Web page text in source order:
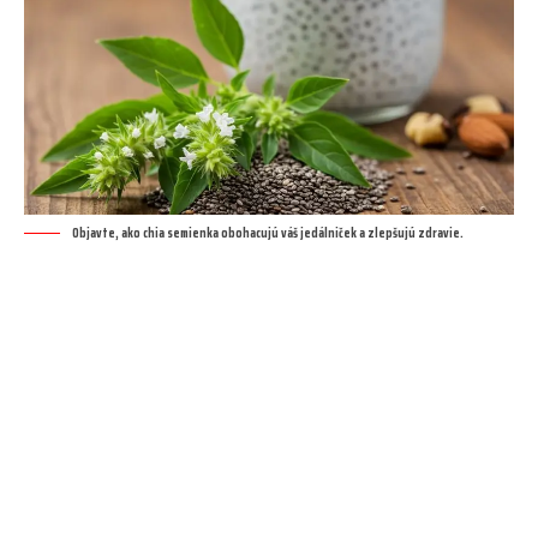
Objavte, ako chia semienka obohacujú váš jedálniček a zlepšujú zdravie.